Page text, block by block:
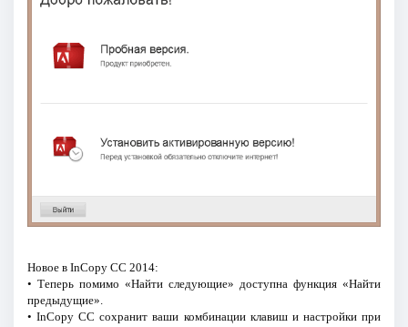
Новое в InCopy CC 2014:
• Теперь помимо «Найти следующие» доступна функция «Найти
предыдущие».
• InCopy CC сохранит ваши комбинации клавиш и настройки при